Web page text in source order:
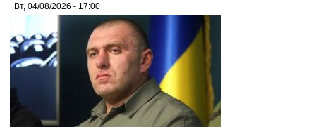
Вт, 04/08/2026 - 17:00